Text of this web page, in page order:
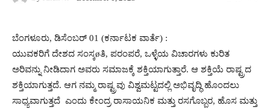
ಬೆಂಗಳೂರು, ಡಿಸೆಂಬರ್ 01 (ಕರ್ನಾಟಕ ವಾರ್ತೆ) :
ಯುವಕರಿಗೆ ದೇಶದ ಸಂಸ್ಕøತಿ, ಪರಂಪರೆ, ಒಳ್ಳೆಯ ವಿಚಾರಗಳು ಕುರಿತ
ಅರಿವನ್ನು ನೀಡಿದಾಗ ಅವರು ಸಮಾಜಕ್ಕೆ ಶಕ್ತಿಯಾಗುತ್ತಾರೆ. ಆ ಶಕ್ತಿಯೆ ರಾಷ್ಟ್ರದ
ಶಕ್ತಿಯಾಗುತ್ತದೆ. ಆಗ ನಮ್ಮ ರಾಷ್ಟ್ರವು ವಿಶ್ವಮಟ್ಟದಲ್ಲಿ ಅಭಿವೃದ್ಧಿ ಹೊಂದಲು
ಸಾಧ್ಯವಾಗುತ್ತದೆ ಎಂದು ಕೇಂದ್ರ ರಾಸಾಯನಿಕ ಮತ್ತು ರಸಗೊಬ್ಬರ, ಹೊಸ ಮತ್ತು